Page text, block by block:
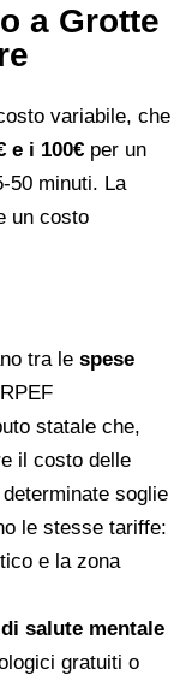
a Grotte
variabile, che
e i 100€ per un
50 minuti. La
un costo
tra le spese
statale che,
il costo delle
soglie
le stesse tariffe:
e la zona
salute mentale
gratuiti o